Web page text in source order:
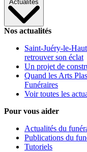
Actualités
Nos actualités
Saint-Juéry-le-
retrouver son éclat
Un projet de
Quand les Arts
Funéraires
Voir toutes les
Pour vous aider
Actualités du
Publications du
Tutoriels